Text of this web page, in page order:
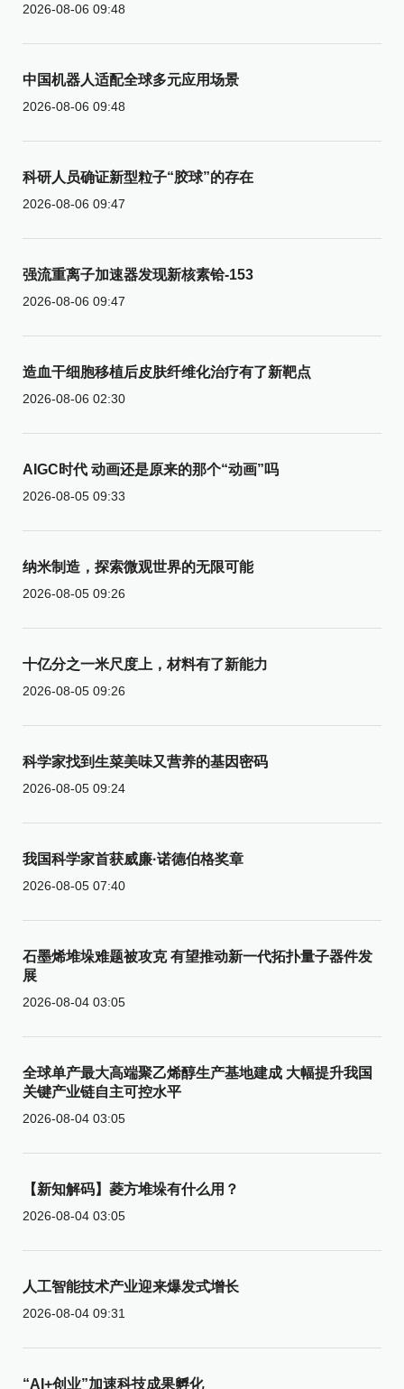
2026-08-06 09:48
中国机器人适配全球多元应用场景
2026-08-06 09:48
科研人员确证新型粒子“胶球”的存在
2026-08-06 09:47
强流重离子加速器发现新核素铪-153
2026-08-06 09:47
造血干细胞移植后皮肤纤维化治疗有了新靶点
2026-08-06 02:30
AIGC时代 动画还是原来的那个“动画”吗
2026-08-05 09:33
纳米制造，探索微观世界的无限可能
2026-08-05 09:26
十亿分之一米尺度上，材料有了新能力
2026-08-05 09:26
科学家找到生菜美味又营养的基因密码
2026-08-05 09:24
我国科学家首获威廉·诺德伯格奖章
2026-08-05 07:40
石墨烯堆垛难题被攻克 有望推动新一代拓扑量子器件发
展
2026-08-04 03:05
全球单产最大高端聚乙烯醇生产基地建成 大幅提升我国
关键产业链自主可控水平
2026-08-04 03:05
【新知解码】菱方堆垛有什么用？
2026-08-04 03:05
人工智能技术产业迎来爆发式增长
2026-08-04 09:31
“AI+创业”加速科技成果孵化